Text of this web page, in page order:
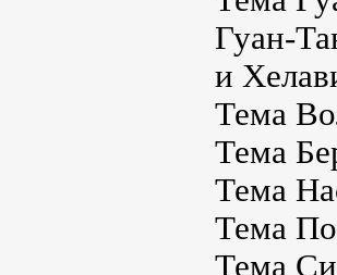
Гуан-
и
Тема
Тема
Тема
Тема
Тема